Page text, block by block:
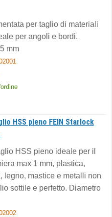
per taglio di materiali
per angoli e bordi.
mm
HSS pieno FEIN Starlock
HSS pieno ideale per il
max 1 mm, plastica,
legno, mastice e metalli non
sottile e perfetto. Diametro